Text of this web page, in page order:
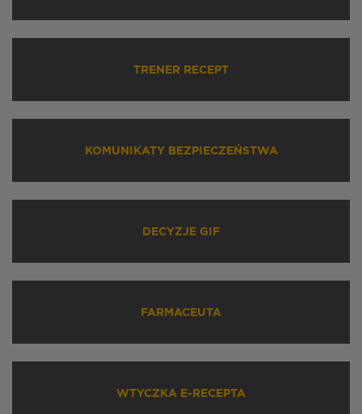
TRENER RECEPT
KOMUNIKATY BEZPIECZEŃSTWA
DECYZJE GIF
FARMACEUTA
WTYCZKA E-RECEPTA